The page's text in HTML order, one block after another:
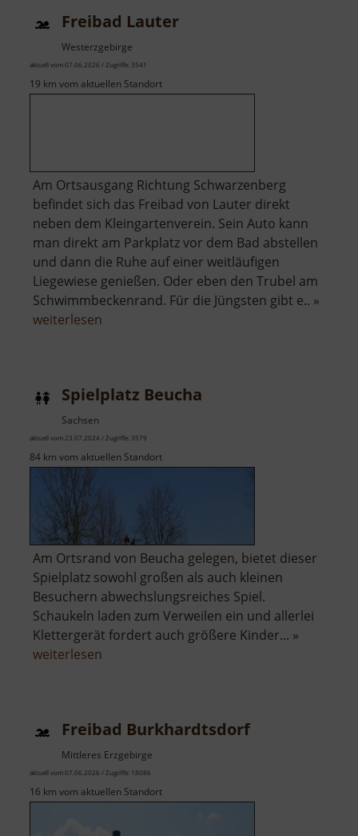
Freibad Lauter
Westerzgebirge
aktuell vom 07.06.2026 / Zugriffe: 3541
19 km vom aktuellen Standort
Am Ortsausgang Richtung Schwarzenberg
befindet sich das Freibad von Lauter direkt
neben dem Kleingartenverein. Sein Auto kann
man direkt am Parkplatz vor dem Bad abstellen
und dann die Ruhe auf einer weitläufigen
Liegewiese genießen. Oder eben den Trubel am
Schwimmbeckenrand. Für die Jüngsten gibt e.. »
weiterlesen
Spielplatz Beucha
Sachsen
aktuell vom 23.07.2024 / Zugriffe: 3579
84 km vom aktuellen Standort
Am Ortsrand von Beucha gelegen, bietet dieser
Spielplatz sowohl großen als auch kleinen
Besuchern abwechslungsreiches Spiel.
Schaukeln laden zum Verweilen ein und allerlei
Klettergerät fordert auch größere Kinder... »
weiterlesen
Freibad Burkhardtsdorf
Mittleres Erzgebirge
aktuell vom 07.06.2026 / Zugriffe: 18086
16 km vom aktuellen Standort